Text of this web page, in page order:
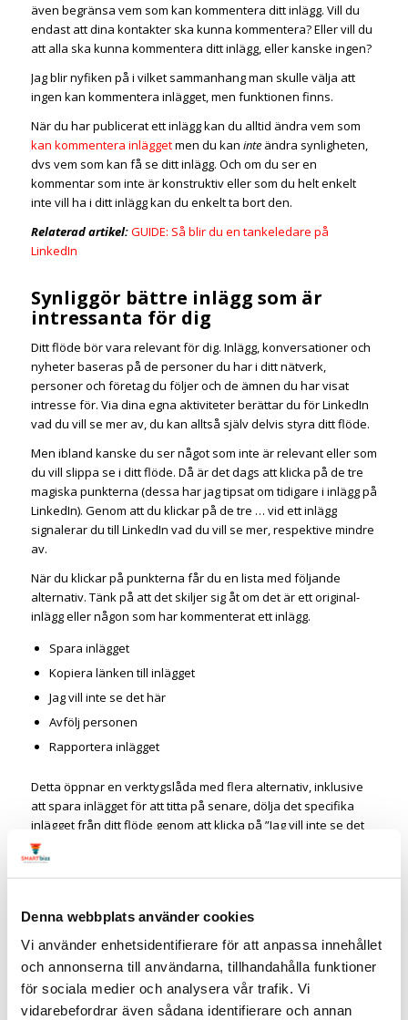
Denna webbplats använder cookies
Vi använder enhetsidentifierare för att anpassa innehållet
och annonserna till användarna, tillhandahålla funktioner
för sociala medier och analysera vår trafik. Vi
vidarebefordrar även sådana identifierare och annan
även begränsa vem som kan kommentera ditt inlägg. Vill du
endast att dina kontakter ska kunna kommentera? Eller vill du
att alla ska kunna kommentera ditt inlägg, eller kanske ingen?
Jag blir nyfiken på i vilket sammanhang man skulle välja att
ingen kan kommentera inlägget, men funktionen finns.
När du har publicerat ett inlägg kan du alltid ändra vem som
kan kommentera inläggetmen du kan inteändra synligheten,
dvs vem som kan få se ditt inlägg. Och om du ser en
kommentar som inte är konstruktiv eller som du helt enkelt
inte vill ha i ditt inlägg kan du enkelt ta bort den.
Relaterad artikel:GUIDE: Så blir du en tankeledare på
LinkedIn
Synliggör bättre inlägg som är
intressanta för dig
Ditt flöde bör vara relevant för dig. Inlägg, konversationer och
nyheter baseras på de personer du har i ditt nätverk,
personer och företag du följer och de ämnen du har visat
intresse för. Via dina egna aktiviteter berättar du för LinkedIn
vad du vill se mer av, du kan alltså själv delvis styra ditt flöde.
Men ibland kanske du ser något som inte är relevant eller som
du vill slippa se i ditt flöde. Då är det dags att klicka på de tre
magiska punkterna (dessa har jag tipsat om tidigare i inlägg på
LinkedIn). Genom att du klickar på de tre … vid ett inlägg
signalerar du till LinkedIn vad du vill se mer, respektive mindre
av.
När du klickar på punkterna får du en lista med följande
alternativ. Tänk på att det skiljer sig åt om det är ett original-
inlägg eller någon som har kommenterat ett inlägg.
Spara inlägget
Kopiera länken till inlägget
Jag vill inte se det här
Avfölj personen
Rapportera inlägget
Detta öppnar en verktygslåda med flera alternativ, inklusive
att spara inlägget för att titta på senare, dölja det specifika
inlägget från ditt flöde genom att klicka på ”Jag vill inte se det
här” och rapportera inlägget.
Ännu en nyhet som LinkedIn håller på att släppa är att du kan
”mjuta” en person eller företagssida som kan dyka upp i ditt
flöde pga att en av dina kontakter interagerade med det